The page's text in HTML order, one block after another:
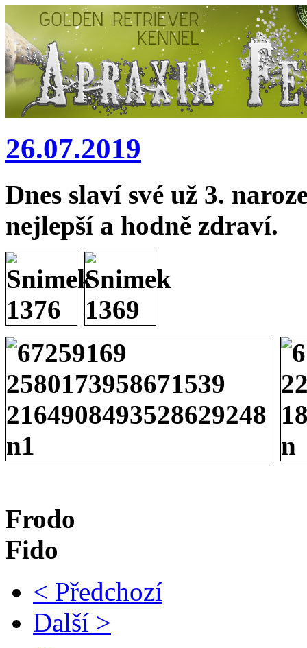
26.07.2019
Dnes slaví své už 3.
nejlepší a hodně zdraví.
Fido
< Předchozí
Další >